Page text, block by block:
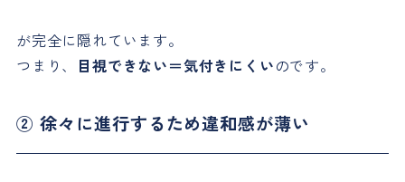
が完全に隠れています。
つまり、
目視できない＝気付きにくいのです。
② 徐々に進行するため違和感が薄い